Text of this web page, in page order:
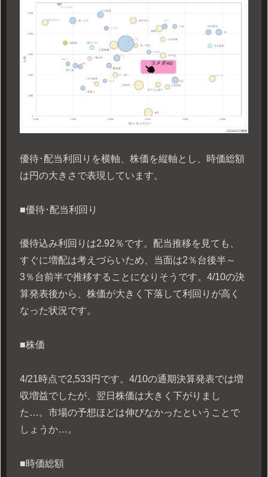
優待･配当利回りを横軸、株価を縦軸とし、時価総額
は円の大きさで表現しています。
■優待･配当利回り
優待込み利回りは2.92％です。配当推移を見ても、
すぐに増配は考えづらいため、当面は2％台後半～
3％台前半で推移することになりそうです。4/10の決
算発表後から、株価が大きく下落して利回りが高く
なった状況です。
■株価
4/21時点で2,533円です。4/10の通期決算発表では増
収増益でしたが、翌日株価は大きく下がりまし
た…。市場の予想ほどは伸びなかったということで
しょうか…。
■時価総額